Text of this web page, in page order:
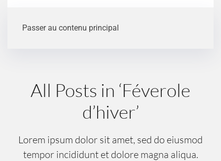
Passer au contenu principal
All Posts in ‘Féverole
d’hiver’
Lorem ipsum dolor sit amet, sed do eiusmod
tempor incididunt et dolore magna aliqua.